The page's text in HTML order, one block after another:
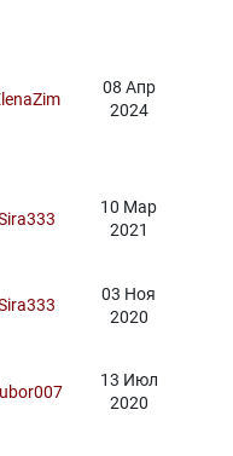
08 Апр
2024
10 Мар
2021
03 Ноя
2020
13 Июл
2020